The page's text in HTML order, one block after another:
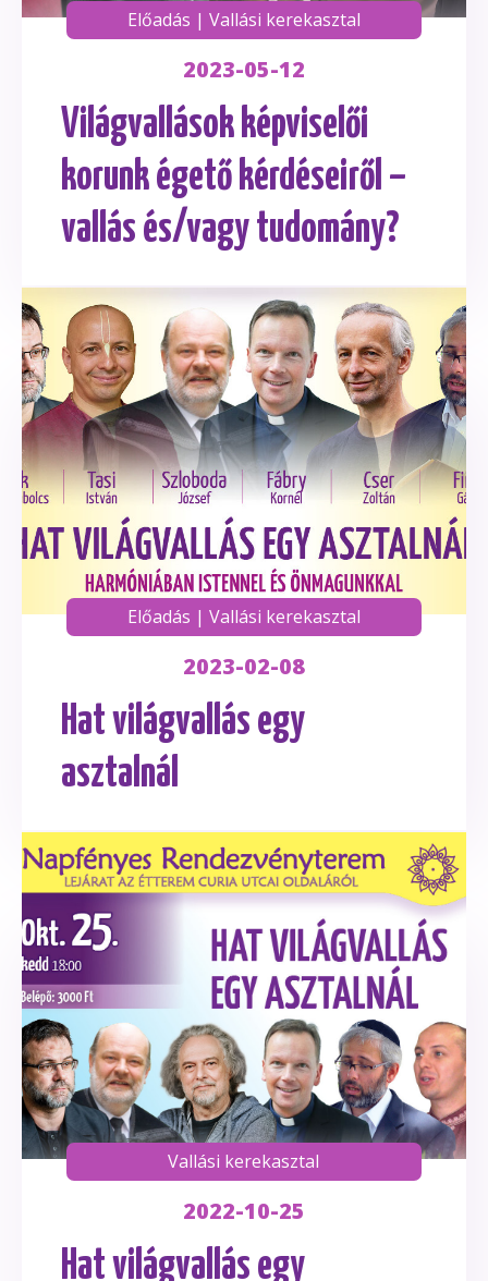
Előadás | Vallási kerekasztal
2023-05-12
Világvallások képviselői
korunk égető kérdéseiről –
vallás és/vagy tudomány?
Előadás | Vallási kerekasztal
2023-02-08
Hat világvallás egy
asztalnál
Vallási kerekasztal
2022-10-25
Hat világvallás egy